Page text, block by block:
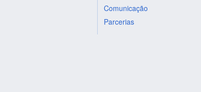
Comunicação
Parcerias